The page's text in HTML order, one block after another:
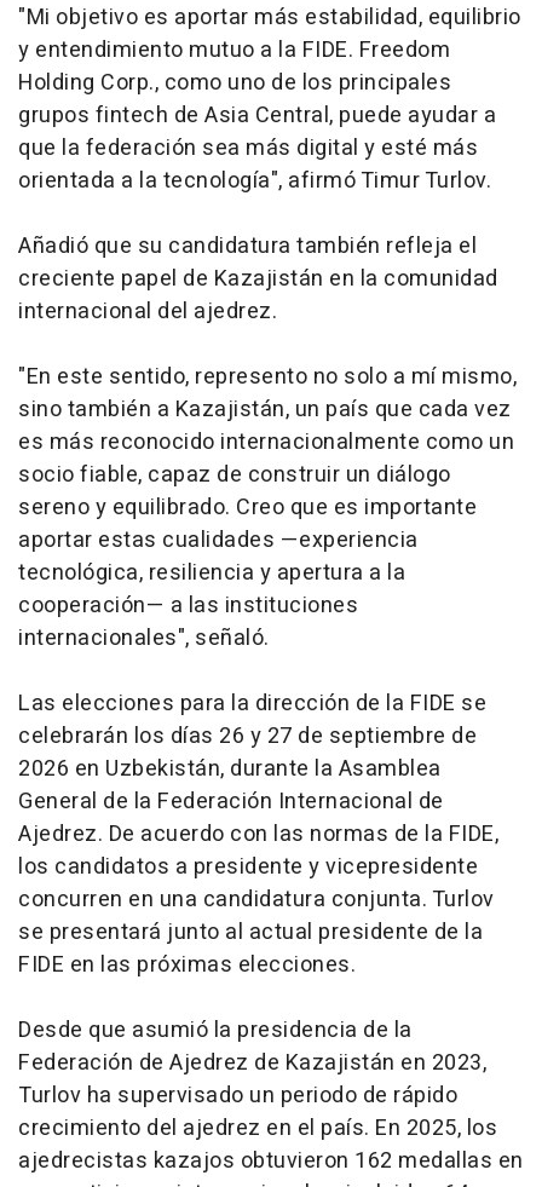
"Mi objetivo es aportar más estabilidad, equilibrio
y entendimiento mutuo a la FIDE. Freedom
Holding Corp., como uno de los principales
grupos fintech de Asia Central, puede ayudar a
que la federación sea más digital y esté más
orientada a la tecnología", afirmó Timur Turlov.
Añadió que su candidatura también refleja el
creciente papel de Kazajistán en la comunidad
internacional del ajedrez.
"En este sentido, represento no solo a mí mismo,
sino también a Kazajistán, un país que cada vez
es más reconocido internacionalmente como un
socio fiable, capaz de construir un diálogo
sereno y equilibrado. Creo que es importante
aportar estas cualidades —experiencia
tecnológica, resiliencia y apertura a la
cooperación— a las instituciones
internacionales", señaló.
Las elecciones para la dirección de la FIDE se
celebrarán los días 26 y 27 de septiembre de
2026 en Uzbekistán, durante la Asamblea
General de la Federación Internacional de
Ajedrez. De acuerdo con las normas de la FIDE,
los candidatos a presidente y vicepresidente
concurren en una candidatura conjunta. Turlov
se presentará junto al actual presidente de la
FIDE en las próximas elecciones.
Desde que asumió la presidencia de la
Federación de Ajedrez de Kazajistán en 2023,
Turlov ha supervisado un periodo de rápido
crecimiento del ajedrez en el país. En 2025, los
ajedrecistas kazajos obtuvieron 162 medallas en